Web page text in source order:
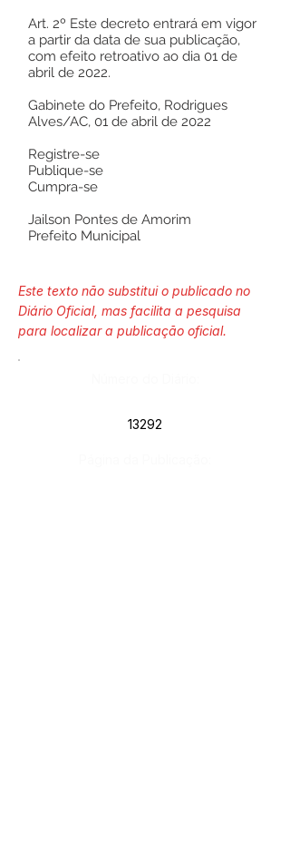
Art. 2º Este decreto entrará em vigor
a partir da data de sua publicação,
com efeito retroativo ao dia 01 de
abril de 2022.
Gabinete do Prefeito, Rodrigues
Alves/AC, 01 de abril de 2022
Registre-se
Publique-se
Cumpra-se
Jailson Pontes de Amorim
Prefeito Municipal
Este texto não substitui o publicado no
Diário Oficial, mas facilita a pesquisa
para localizar a publicação oficial.
13292